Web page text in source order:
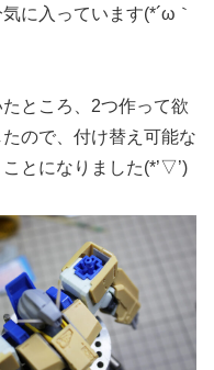
に入っています(*´ω｀
ところ、2つ作って欲
ので、付け替え可能な
とになりました(*’▽’)